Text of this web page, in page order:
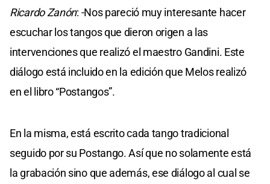
Ricardo Zanón: -Nos pareció muy interesante hacer
escuchar los tangos que dieron origen a las
intervenciones que realizó el maestro Gandini. Este
diálogo está incluido en la edición que Melos realizó
en el libro “Postangos”.
En la misma, está escrito cada tango tradicional
seguido por su Postango. Así que no solamente está
la grabación sino que además, ese diálogo al cual se